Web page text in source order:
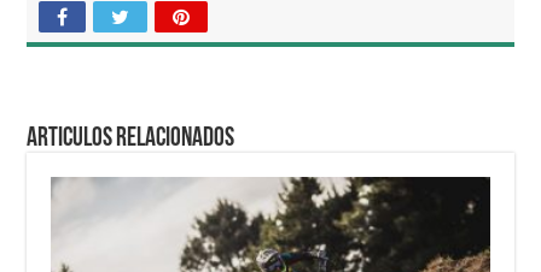
Articulos relacionados